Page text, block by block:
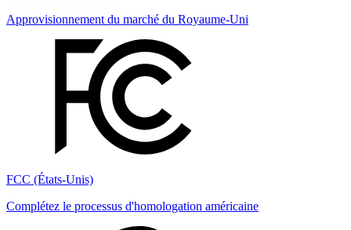
Approvisionnement du marché du Royaume-Uni
FCC (États-Unis)
Complétez le processus d'homologation américaine